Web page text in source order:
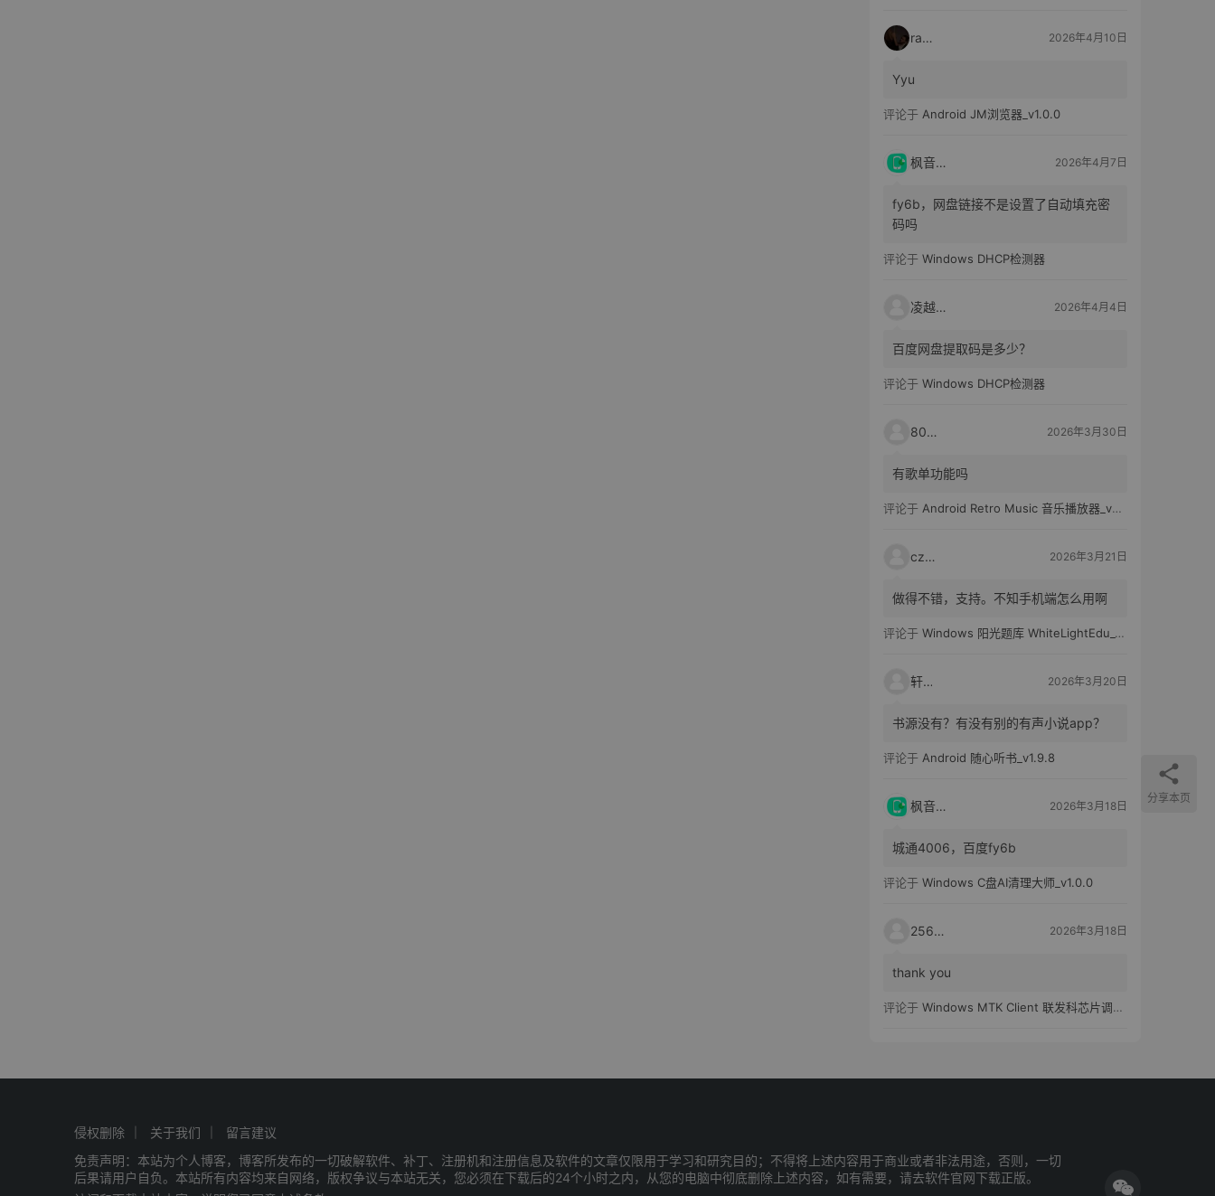
raka 2026年4月10日
Yyu
评论于 Android JM浏览器_v1.0.0
枫音应用 2026年4月7日
fy6b，网盘链接不是设置了自动填充密
码吗
评论于 Windows DHCP检测器
凌越电子 2026年4月4日
百度网盘提取码是多少？
评论于 Windows DHCP检测器
80521 2026年3月30日
有歌单功能吗
评论于 Android Retro Music 音乐播放器_v6.6.0
czh7 2026年3月21日
做得不错，支持。不知手机端怎么用啊
评论于 Windows 阳光题库 WhiteLightEdu_v2.0.0
轩爸 2026年3月20日
书源没有？有没有别的有声小说app？
评论于 Android 随心听书_v1.9.8
枫音应用 2026年3月18日
城通4006，百度fy6b
评论于 Windows C盘AI清理大师_v1.0.0
25651 2026年3月18日
thank you
评论于 Windows MTK Client 联发科芯片调试工具_v2.01 汉化版
侵权删除 关于我们
留言建议
免责声明：本站为个人博客，博客所发布的一切破解软件、补丁、注册机和注册信息及软件的文章仅限用于学习和研究目的；不得将上述内容用于商业或者非法用途，否则，一切
后果请用户自负。本站所有内容均来自网络，版权争议与本站无关，您必须在下载后的24个小时之内，从您的电脑中彻底删除上述内容，如有需要，请去软件官网下载正版。
分享本页